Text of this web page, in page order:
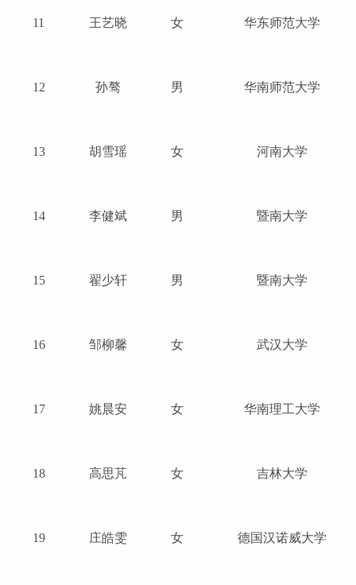
11 王艺晓 女 华东师范大学
12 孙骜 男 华南师范大学
13 胡雪瑶 女 河南大学
14 李健斌 男 暨南大学
15 翟少轩 男 暨南大学
16 邹柳馨 女 武汉大学
17 姚晨安 女 华南理工大学
18 高思芃 女 吉林大学
19 庄皓雯 女 德国汉诺威大学